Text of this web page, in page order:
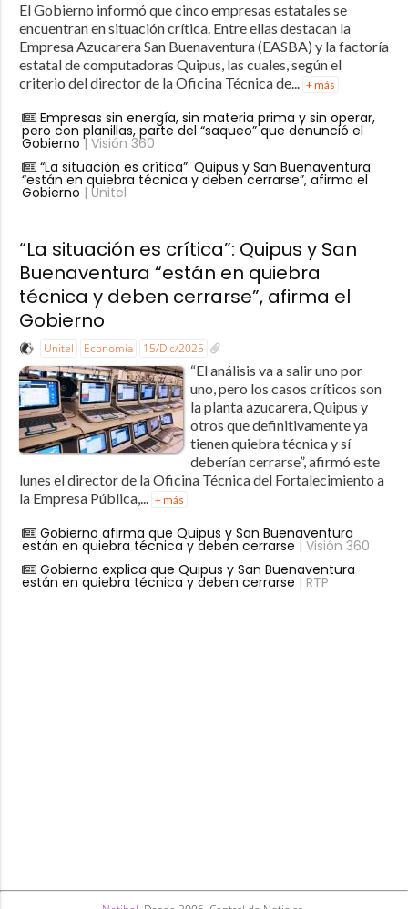
El Gobierno informó que cinco empresas estatales se
encuentran en situación crítica. Entre ellas destacan la
Empresa Azucarera San Buenaventura (EASBA) y la factoría
estatal de computadoras Quipus, las cuales, según el
criterio del director de la Oficina Técnica de... + más
Empresas sin energía, sin materia prima y sin operar,
pero con planillas, parte del “saqueo” que denunció el
Gobierno | Visión 360
“La situación es crítica”: Quipus y San Buenaventura
“están en quiebra técnica y deben cerrarse”, afirma el
Gobierno | Unitel
“La situación es crítica”: Quipus y San
Buenaventura “están en quiebra
técnica y deben cerrarse”, afirma el
Gobierno
Unitel Economía 15/Dic/2025
“El análisis va a salir uno por
uno, pero los casos críticos son
la planta azucarera, Quipus y
otros que definitivamente ya
tienen quiebra técnica y sí
deberían cerrarse”, afirmó este
lunes el director de la Oficina Técnica del Fortalecimiento a
la Empresa Pública,... + más
Gobierno afirma que Quipus y San Buenaventura
están en quiebra técnica y deben cerrarse | Visión 360
Gobierno explica que Quipus y San Buenaventura
están en quiebra técnica y deben cerrarse | RTP